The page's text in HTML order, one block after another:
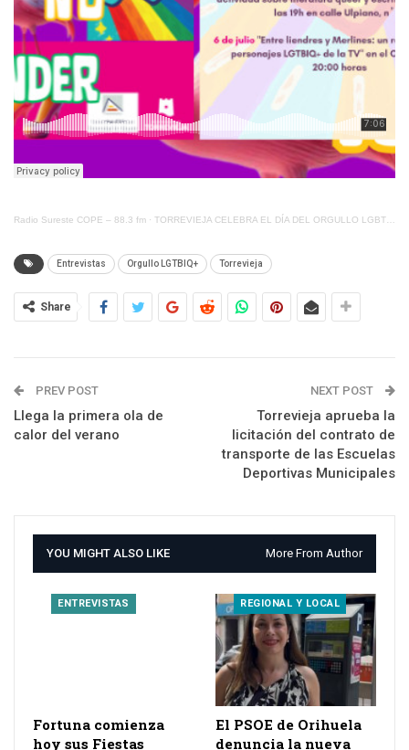
Radio Sureste COPE – 88.3 fm · TORREVIEJA CELEBRA EL DÍA DEL ORGULLO LGBTI CON MUCHAS ACTIVIDADES ESTE FIN DE SEMANA
Entrevistas Orgullo LGTBIQ+ Torrevieja
Share
PREV POST
Llega la primera ola de
calor del verano
NEXT POST
Torrevieja aprueba la
licitación del contrato de
transporte de las Escuelas
Deportivas Municipales
YOU MIGHT ALSO LIKE More From Author
ENTREVISTAS
Fortuna comienza
hoy sus Fiestas
REGIONAL Y LOCAL
El PSOE de Orihuela
denuncia la nueva